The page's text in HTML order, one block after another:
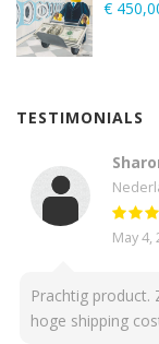
€
TESTIMONIALS
May 4,
Prachtig product.
hoge shipping